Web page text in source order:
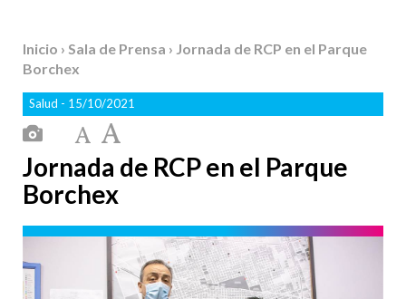
Inicio › Sala de Prensa › Jornada de RCP en el Parque
Borchex
Salud - 15/10/2021
Jornada de RCP en el Parque
Borchex